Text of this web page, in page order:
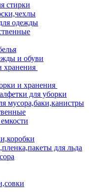
стирки
одежды
и обуви
хранения
и хранения
для уборки
мусора,баки,канистры
для льда